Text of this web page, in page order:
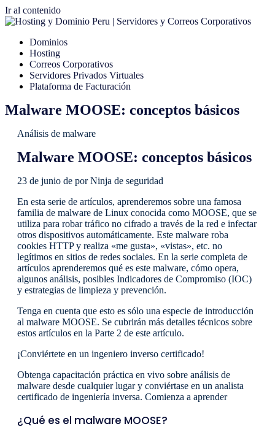
Ir al contenido
Dominios
Hosting
Correos Corporativos
Servidores Privados Virtuales
Plataforma de Facturación
Malware MOOSE: conceptos básicos
Análisis de malware
Malware MOOSE: conceptos básicos
23 de junio de por Ninja de seguridad
En esta serie de artículos, aprenderemos sobre una famosa
familia de malware de Linux conocida como MOOSE, que se
utiliza para robar tráfico no cifrado a través de la red e infectar
otros dispositivos automáticamente. Este malware roba
cookies HTTP y realiza «me gusta», «vistas», etc. no
legítimos en sitios de redes sociales. En la serie completa de
artículos aprenderemos qué es este malware, cómo opera,
algunos análisis, posibles Indicadores de Compromiso (IOC)
y estrategias de limpieza y prevención.
Tenga en cuenta que esto es sólo una especie de introducción
al malware MOOSE. Se cubrirán más detalles técnicos sobre
estos artículos en la Parte 2 de este artículo.
¡Conviértete en un ingeniero inverso certificado!
Obtenga capacitación práctica en vivo sobre análisis de
malware desde cualquier lugar y conviértase en un analista
certificado de ingeniería inversa. Comienza a aprender
¿Qué es el malware MOOSE?